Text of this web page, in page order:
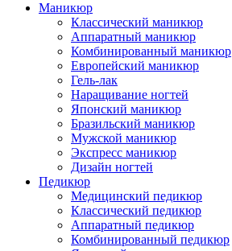
Маникюр
Классический маникюр
Аппаратный маникюр
Комбинированный маникюр
Европейский маникюр
Гель-лак
Наращивание ногтей
Японский маникюр
Бразильский маникюр
Мужской маникюр
Экспресс маникюр
Дизайн ногтей
Педикюр
Медицинский педикюр
Классический педикюр
Аппаратный педикюр
Комбинированный педикюр